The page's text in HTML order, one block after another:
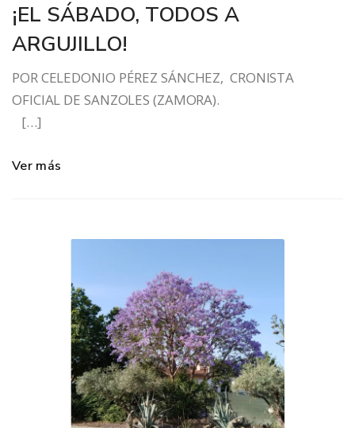
¡EL SÁBADO, TODOS A
ARGUJILLO!
POR CELEDONIO PÉREZ SÁNCHEZ, CRONISTA
OFICIAL DE SANZOLES (ZAMORA).
[…]
Ver más